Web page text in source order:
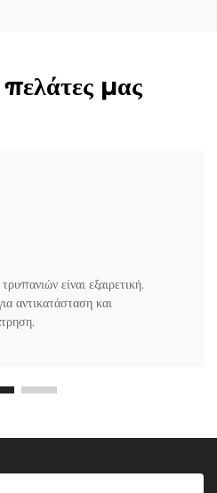
πελάτες μας
είναι εξαιρετική.
αντικατάσταση και